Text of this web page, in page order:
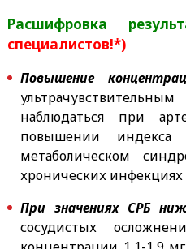
Расшифровка
специалистов!*)
Повышение
наблюдаться при
повышении индекса
метаболическом
хронических инфекциях
При значениях СРБ
сосудистых